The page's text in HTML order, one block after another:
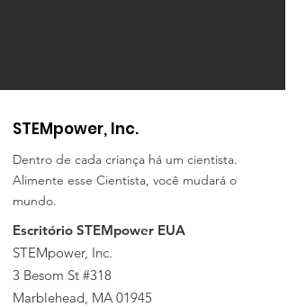
STEMpower, Inc.
Dentro de cada criança há um cientista.
Alimente esse Cientista, você mudará o
mundo.
Escritório STEMpower EUA
STEMpower, Inc.
3 Besom St #318
Marblehead, MA 01945